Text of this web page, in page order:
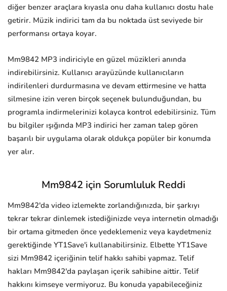
diğer benzer araçlara kıyasla onu daha kullanıcı dostu hale
getirir. Müzik indirici tam da bu noktada üst seviyede bir
performansı ortaya koyar.
Mm9842 MP3 indiriciyle en güzel müzikleri anında
indirebilirsiniz. Kullanıcı arayüzünde kullanıcıların
indirilenleri durdurmasına ve devam ettirmesine ve hatta
silmesine izin veren birçok seçenek bulunduğundan, bu
programla indirmelerinizi kolayca kontrol edebilirsiniz. Tüm
bu bilgiler ışığında MP3 indirici her zaman talep gören
başarılı bir uygulama olarak oldukça popüler bir konumda
yer alır.
Mm9842 için Sorumluluk Reddi
Mm9842'da video izlemekte zorlandığınızda, bir şarkıyı
tekrar tekrar dinlemek istediğinizde veya internetin olmadığı
bir ortama gitmeden önce yedeklemeniz veya kaydetmeniz
gerektiğinde YT1Save'i kullanabilirsiniz. Elbette YT1Save
sizi Mm9842 içeriğinin telif hakkı sahibi yapmaz. Telif
hakları Mm9842'da paylaşan içerik sahibine aittir. Telif
hakkını kimseye vermiyoruz. Bu konuda yapabileceğiniz